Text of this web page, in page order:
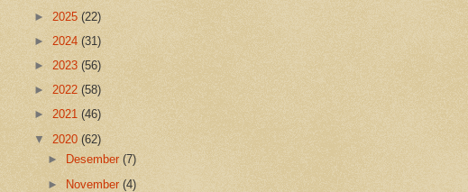
► 2025 (22)
► 2024 (31)
► 2023 (56)
► 2022 (58)
► 2021 (46)
▼ 2020 (62)
►
Desember(7)
► November(4)